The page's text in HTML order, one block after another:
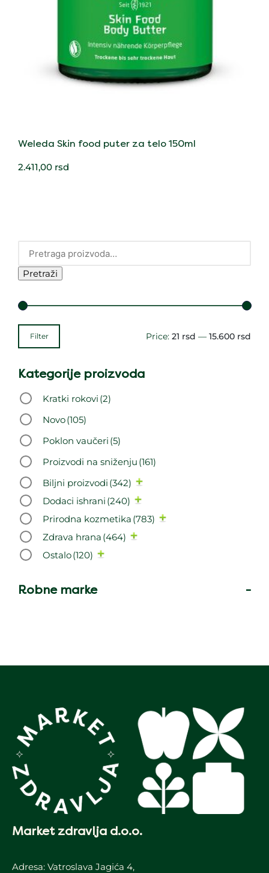
Weleda Skin food puter za telo 150ml
2.411,00 rsd
Pretraži
Filter Price: 21 rsd — 15.600 rsd
Kategorije proizvoda
Kratki rokovi (2)
Novo(105)
Poklon vaučeri (5)
Proizvodi na sniženju (161)
Biljni proizvodi (342)
Dodaci ishrani (240)
Prirodna kozmetika (783)
Zdrava hrana (464)
Ostalo(120)
Robne marke -
Market zdravlja d.o.o.
Adresa: Vatroslava Jagića 4,